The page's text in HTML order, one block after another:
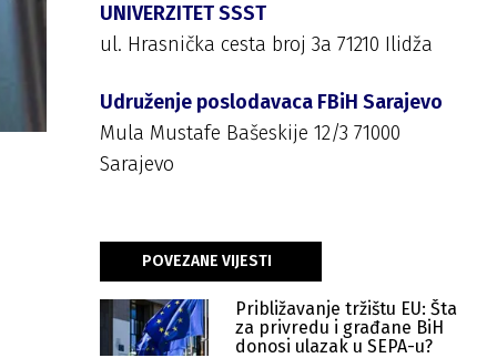
UNIVERZITET SSST
ul. Hrasnička cesta broj 3a 71210 Ilidža
Udruženje poslodavaca FBiH Sarajevo
Mula Mustafe Bašeskije 12/3 71000
Sarajevo
POVEZANE VIJESTI
Približavanje tržištu EU: Šta
za privredu i građane BiH
donosi ulazak u SEPA-u?